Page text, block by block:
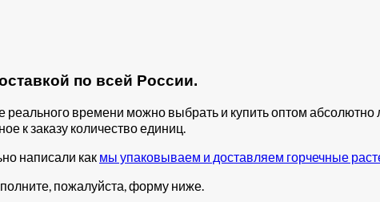
по всей России.
реального времени можно выбрать и купить оптом
к заказу количество единиц.
написали как мы упаковываем и доставляем горчечные
пожалуйста, форму ниже.